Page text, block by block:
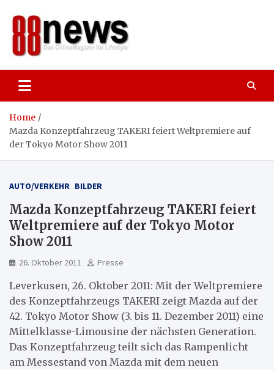
content
Home
Mazda Konzeptfahrzeug TAKERI feiert Weltpremiere auf
der Tokyo Motor Show 2011
AUTO/VERKEHR BILDER
Mazda Konzeptfahrzeug TAKERI feiert
Weltpremiere auf der Tokyo Motor
Show 2011
26. Oktober 2011 Presse
Leverkusen, 26. Oktober 2011: Mit der Weltpremiere
des Konzeptfahrzeugs TAKERI zeigt Mazda auf der
42. Tokyo Motor Show (3. bis 11. Dezember 2011) eine
Mittelklasse-Limousine der nächsten Generation.
Das Konzeptfahrzeug teilt sich das Rampenlicht
am Messestand von Mazda mit dem neuen